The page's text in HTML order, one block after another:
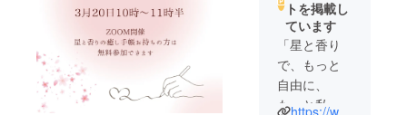
トを掲載し
ています
「星と香り
で、もっと
自由に、
もっと私ら https://www.instagram.com/hoshi_aroma_life/